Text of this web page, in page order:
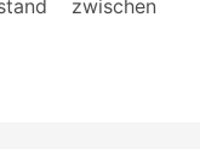
zwischen